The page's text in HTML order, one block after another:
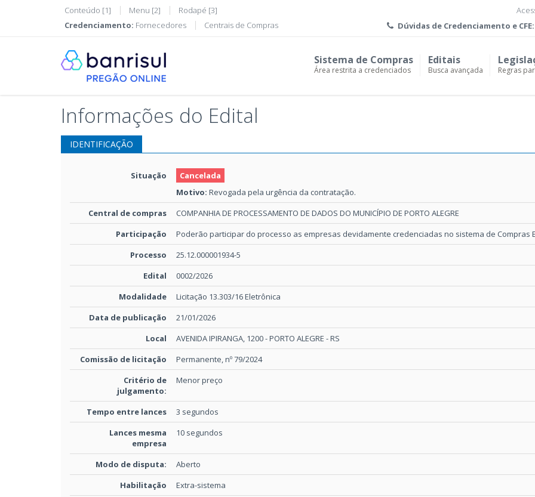
Conteúdo [1] Menu [2] Rodapé [3]
Credenciamento: Fornecedores Centrais de Compras Dúvidas de Credenciamento e CFE:
Sistema de Compras
Área restrita a credenciados
Editais
Busca avançada Regras
Informações do Edital
IDENTIFICAÇÃO
Situação
Cancelada
Motivo: Revogada pela urgência da contratação.
Central de compras
COMPANHIA DE PROCESSAMENTO DE DADOS DO MUNICÍPIO DE PORTO ALEGRE
Participação
Poderão participar do processo as empresas devidamente credenciadas no sistema de Compras
Processo
25.12.000001934-5
Edital
0002/2026
Modalidade
Licitação 13.303/16 Eletrônica
Data de publicação
21/01/2026
Local
AVENIDA IPIRANGA, 1200 - PORTO ALEGRE - RS
Comissão de licitação
Permanente, nº 79/2024
Critério de
julgamento:
Menor preço
Tempo entre lances
3 segundos
Lances mesma
empresa
10 segundos
Modo de disputa:
Aberto
Habilitação
Extra-sistema